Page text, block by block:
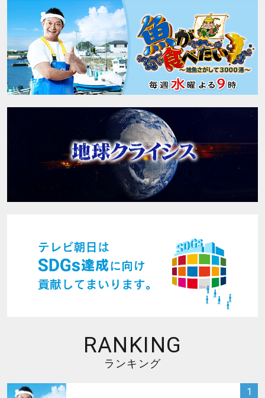
RANKING
ランキング
1
サムネイル